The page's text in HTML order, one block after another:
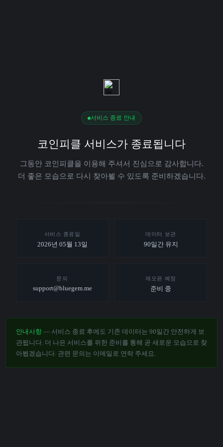
서비스 종료 안내
코인피클 서비스가 종료됩니다
그동안 코인피클을 이용해 주셔서 진심으로 감사합니다.
더 좋은 모습으로 다시 찾아뵐 수 있도록 준비하겠습니다.
서비스 종료일
2026년 05월 13일
데이터 보관
90일간 유지
문의
support@bluegem.me
재오픈 예정
준비 중
안내사항 — 서비스 종료 후에도 기존 데이터는 90일간 안전하게 보
관됩니다. 더 나은 서비스를 위한 준비를 통해 곧 새로운 모습으로 찾
아뵙겠습니다. 관련 문의는 이메일로 연락 주세요.